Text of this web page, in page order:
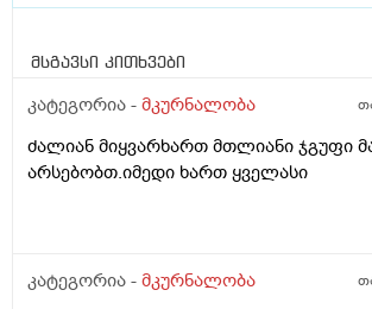
მსგავსი კითხვები
კატეგორია - მკურნალობა
ძალიან მიყვარხართ მთლიანი ჯგუფი
არსებობთ.იმედი ხართ ყველასი
კატეგორია - მკურნალობა